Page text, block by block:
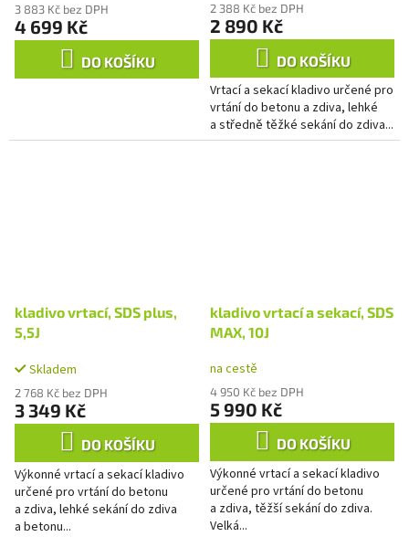
3 883 Kč bez DPH
4 699 Kč
DO KOŠÍKU
2 388 Kč bez DPH
2 890 Kč
DO KOŠÍKU
Vrtací a sekací kladivo určené pro
vrtání do betonu a zdiva, lehké
a středně těžké sekání do zdiva...
kladivo vrtací, SDS plus,
5,5J
Skladem
2 768 Kč bez DPH
3 349 Kč
DO KOŠÍKU
Výkonné vrtací a sekací kladivo
určené pro vrtání do betonu
a zdiva, lehké sekání do zdiva
a betonu...
kladivo vrtací a sekací, SDS
MAX, 10J
na cestě
4 950 Kč bez DPH
5 990 Kč
DO KOŠÍKU
Výkonné vrtací a sekací kladivo
určené pro vrtání do betonu
a zdiva, těžší sekání do zdiva.
Velká...